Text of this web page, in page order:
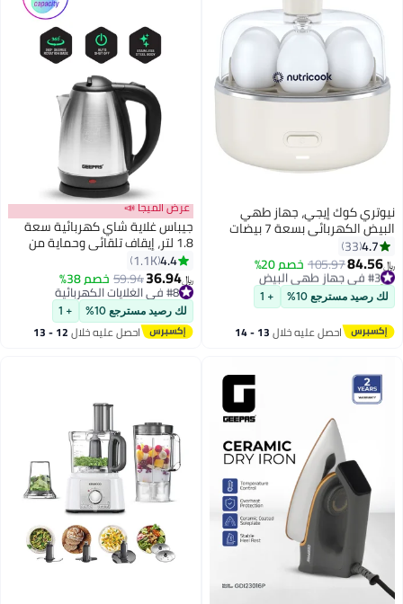
نيوتري كوك إيجي، جهاز طهي
البيض الكهربائي بسعة 7 بيضات
لطهي البيض المسلوق، البيض
المخفوق، البيض المقلي، أو
الأومليت مع ميزات الإيقاف التلقائي
- EC207ME، 360 واط، ضمان محدود
لمدة سنتين
4.7
33
﷼‏84.56
105.97خصم 20% #3 في جهاز طهي البيض
تم بيع +70 مؤخرًا
#3 في جهاز طهي البيض
لك رصيد مسترجع 10% + 1
احصل عليه خلال 13 - 14
عرض الميجا 📣
جيباس غلاية شاي كهربائية سعة
1.8 لتر، إيقاف تلقائي وحماية من
الغليان الجاف، غطاء قفل أمان،
قاعدة دوارة 360 درجة، فولاذ مقاوم
للصدأ، مقبض مريح، صب مثالي،
سعة كبيرة 1.8 لتر 1500.0 وات
GK5454N فضي/أسود 1.8 L 1500
W GK5454B أسود/ فضي
4.4
1.1K
﷼‏36.94
59.94خصم 38%
#8 في الغلايات الكهربائية
#8 في الغلايات الكهربائية
لك رصيد مسترجع 10% + 1
احصل عليه خلال 12 - 13